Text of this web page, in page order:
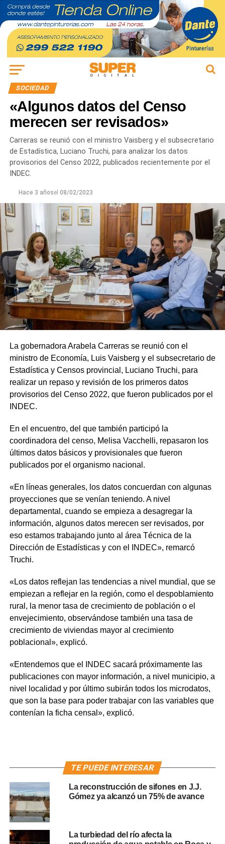
SOCIEDAD
«Algunos datos del Censo
merecen ser revisados»
Carreras se reunió con el ministro Vaisberg y el subsecretario
de Estadística, Luciano Truchi, para analizar los datos
provisorios del Censo 2022, publicados recientemente por el
INDEC.
Hace 3 añosel 08/02/2023
La gobernadora Arabela Carreras se reunió con el
ministro de Economía, Luis Vaisberg y el subsecretario de
Estadística y Censos provincial, Luciano Truchi, para
realizar un repaso y revisión de los primeros datos
provisorios del Censo 2022, que fueron publicados por el
INDEC.
En el encuentro, del que también participó la
coordinadora del censo, Melisa Vacchelli, repasaron los
últimos datos básicos y provisionales que fueron
publicados por el organismo nacional.
«En líneas generales, los datos concuerdan con algunas
proyecciones que se venían teniendo. A nivel
departamental, cuando se empieza a desagregar la
información, algunos datos merecen ser revisados, por
eso estamos trabajando junto al área Técnica de la
Dirección de Estadísticas y con el INDEC», remarcó
Truchi.
«Los datos reflejan las tendencias a nivel mundial, que se
empiezan a reflejar en la región, como el despoblamiento
rural, la menor tasa de crecimiento de población o el
envejecimiento, observándose también una tasa de
crecimiento de viviendas mayor al crecimiento
poblacional», explicó.
«Entendemos que el INDEC sacará próximamente las
publicaciones con mayor información, a nivel municipio, a
nivel localidad y por último subirán todos los microdatos,
que son la base para poder trabajar con las variables que
contenían la ficha censal», explicó.
TE PUEDE INTERESAR
La reconstrucción de sifones en J.J.
Gómez ya alcanzó un 75% de avance
La turbiedad del río afecta la